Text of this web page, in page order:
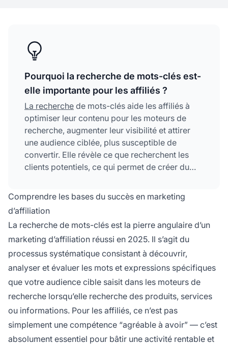
Pourquoi la recherche de mots-clés est-
elle importante pour les affiliés ?
La recherche de mots-clés aide les affiliés à
optimiser leur contenu pour les moteurs de
recherche, augmenter leur visibilité et attirer
une audience ciblée, plus susceptible de
convertir. Elle révèle ce que recherchent les
clients potentiels, ce qui permet de créer du
et, au final, d’augmenter les revenus d’affiliation
et le ROI.
Comprendre les bases du succès en marketing
d’affiliation
La recherche de mots-clés est la pierre angulaire d’un
marketing d’affiliation réussi en 2025. Il s’agit du
processus systématique consistant à découvrir,
analyser et évaluer les mots et expressions spécifiques
que votre audience cible saisit dans les moteurs de
recherche lorsqu’elle recherche des produits, services
ou informations. Pour les affiliés, ce n’est pas
simplement une compétence “agréable à avoir” — c’est
absolument essentiel pour bâtir une activité rentable et